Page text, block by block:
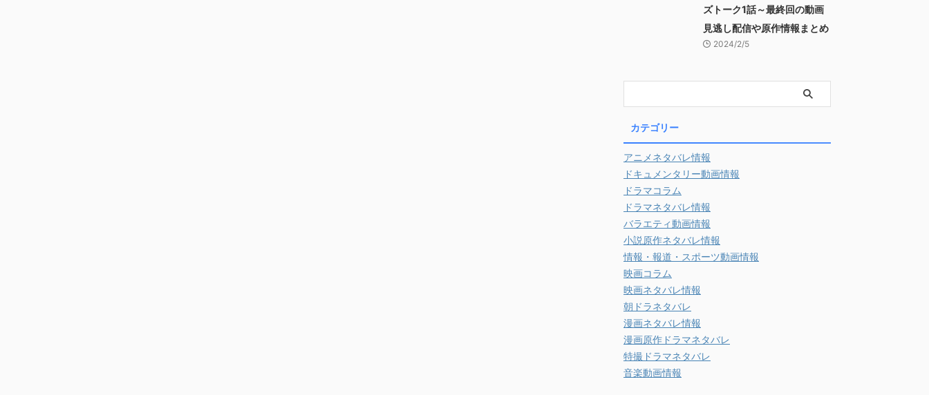
ズトーク1話～最終回の動画
見逃し配信や原作情報まとめ
2024/2/5
カテゴリー
アニメネタバレ情報
ドキュメンタリー動画情報
ドラマコラム
ドラマネタバレ情報
バラエティ動画情報
小説原作ネタバレ情報
情報・報道・スポーツ動画情報
映画コラム
映画ネタバレ情報
朝ドラネタバレ
漫画ネタバレ情報
漫画原作ドラマネタバレ
特撮ドラマネタバレ
音楽動画情報